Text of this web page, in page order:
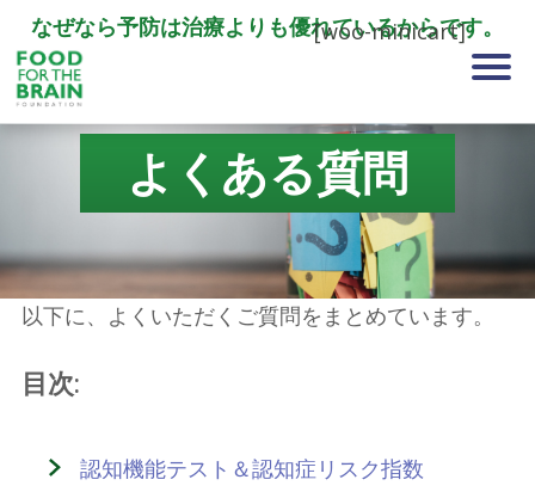
なぜなら予防は治療よりも優れているからです。
[woo-minicart]
よくある質問
以下に、よくいただくご質問をまとめています。
目次:
認知機能テスト＆認知症リスク指数